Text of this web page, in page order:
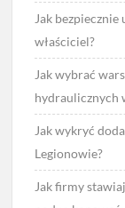
Jak
właściciel?
Jak wybrać
hydraulicznych
Jak wykryć
Legionowie?
Jak firmy